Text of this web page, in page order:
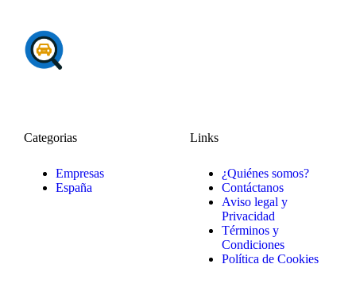
Categorias
Empresas
España
Links
¿Quiénes somos?
Contáctanos
Aviso legal y
Privacidad
Términos y
Condiciones
Política de Cookies